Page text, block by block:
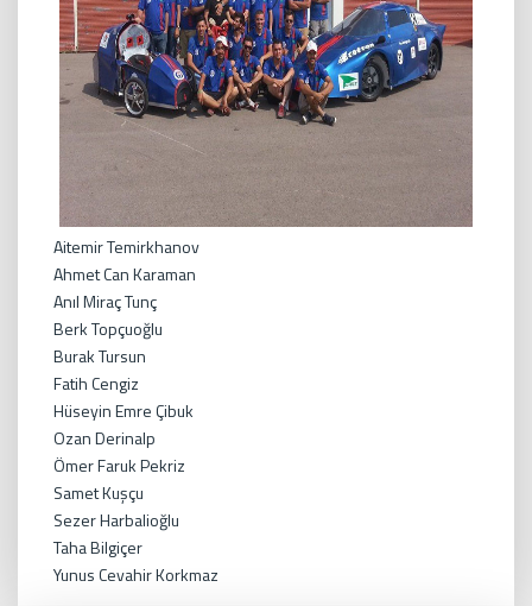
Aitemir Temirkhanov
Ahmet Can Karaman
Anıl Miraç Tunç
Berk Topçuoğlu
Burak Tursun
Fatih Cengiz
Hüseyin Emre Çibuk
Ozan Derinalp
Ömer Faruk Pekriz
Samet Kuşçu
Sezer Harbalioğlu
Taha Bilgiçer
Yunus Cevahir Korkmaz